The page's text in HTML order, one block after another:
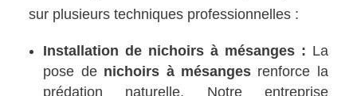
sur plusieurs techniques professionnelles :
Installation de nichoirs à mésanges : La
pose de nichoirs à mésangesrenforce la
prédation naturelle. Notre entreprise